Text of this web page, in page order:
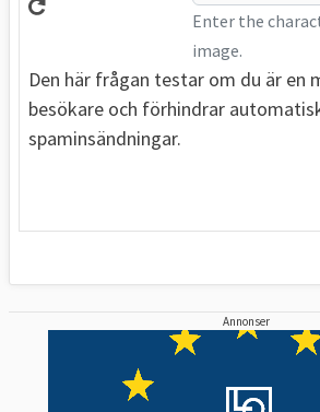
Enter the
image.
Den här frågan testar om du är en
besökare och förhindrar
spaminsändningar.
Annonser